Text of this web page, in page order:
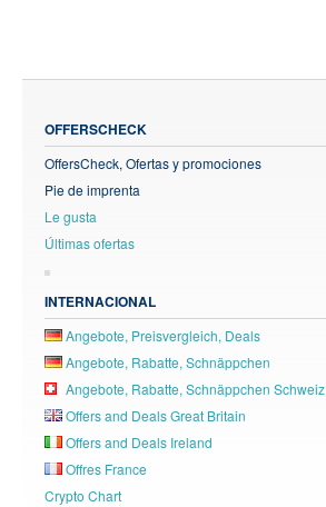
OFFERSCHECK
OffersCheck, Ofertas y promociones
Pie de imprenta
Le gusta
Últimas ofertas
INTERNACIONAL
Angebote, Preisvergleich, Deals
Angebote, Rabatte, Schnäppchen
Angebote, Rabatte, Schnäppchen Schweiz
Offers and Deals Great Britain
Offers and Deals Ireland
Offres France
Crypto Chart